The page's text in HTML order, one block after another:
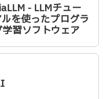
- LLMチュー
ルを使ったプログラ
習ソフトウェア